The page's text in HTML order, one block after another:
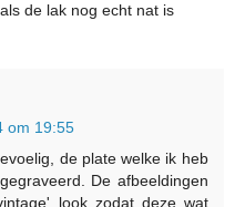
de lak nog echt nat is
om 19:55
de plate welke ik heb
De afbeeldingen
look zodat deze wat